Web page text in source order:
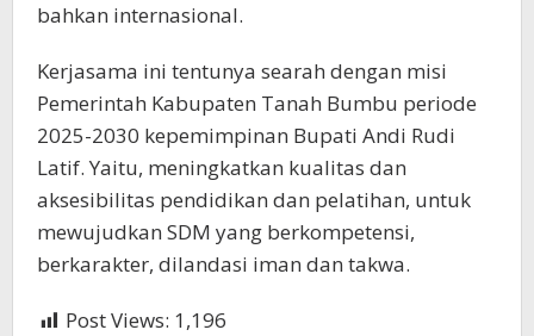
bahkan internasional.
Kerjasama ini tentunya searah dengan misi
Pemerintah Kabupaten Tanah Bumbu periode
2025-2030 kepemimpinan Bupati Andi Rudi
Latif. Yaitu, meningkatkan kualitas dan
aksesibilitas pendidikan dan pelatihan, untuk
mewujudkan SDM yang berkompetensi,
berkarakter, dilandasi iman dan takwa.
Post Views: 1,196